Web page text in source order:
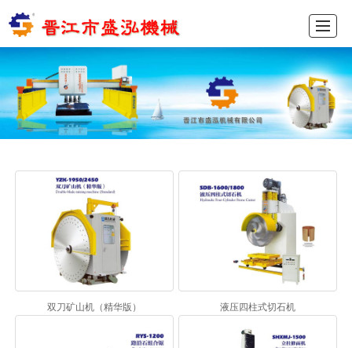
产品展示 新闻动态 联系我们 ENGLISH
双刀矿山机（精华版） 液压四柱式切石机